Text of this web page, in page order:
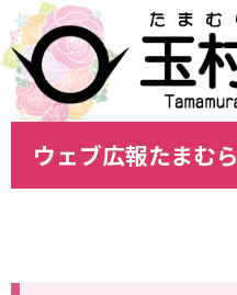
ウェブ広報たまむら